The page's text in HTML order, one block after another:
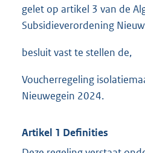
gelet op artikel 3 van de
Subsidieverordening
besluit vast te stellen de,
Voucherregeling
Nieuwegein 2024.
Artikel 1 Definities